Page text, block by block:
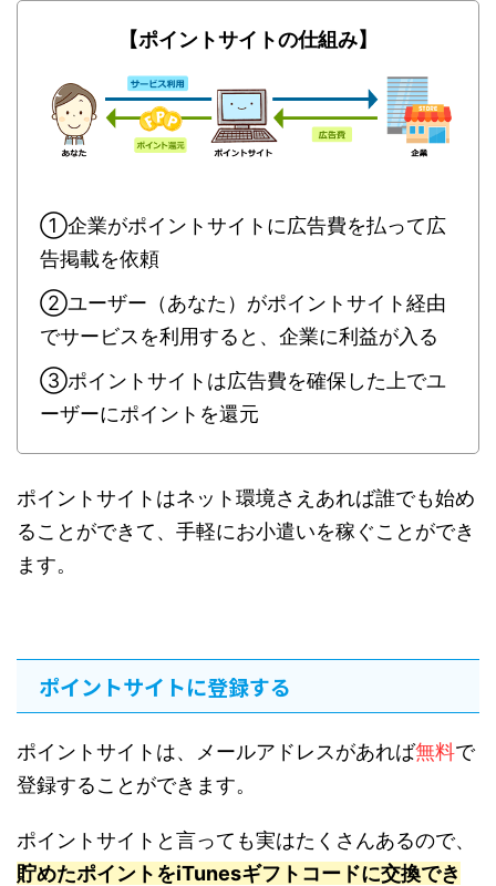
【ポイントサイトの仕組み】
①企業がポイントサイトに広告費を払って広
告掲載を依頼
②ユーザー（あなた）がポイントサイト経由
でサービスを利用すると、企業に利益が入る
③ポイントサイトは広告費を確保した上でユ
ーザーにポイントを還元
ポイントサイトはネット環境さえあれば誰でも始め
ることができて、手軽にお小遣いを稼ぐことができ
ます。
ポイントサイトに登録する
ポイントサイトは、メールアドレスがあれば無料で
登録することができます。
ポイントサイトと言っても実はたくさんあるので、
貯めたポイントをiTunesギフトコードに交換でき